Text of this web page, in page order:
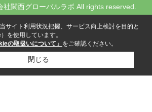
関西グローバルラボ All rights reserved.
サイト利用状況把握、サービス向上検討を目的と
を使用しています。
の取扱いについて」 をご確認ください。
閉じる